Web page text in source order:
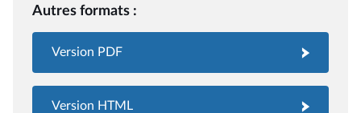
Autres formats :
Version PDF
Version HTML